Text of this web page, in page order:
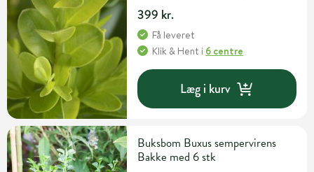
399 kr.
Få leveret
Klik & Hent i 6 centre
Læg i kurv
Buksbom Buxus sempervirens
Bakke med 6 stk